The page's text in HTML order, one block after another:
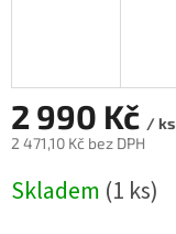
2 990 Kč / ks
2 471,10 Kč bez DPH
cena:
Skladem (1 ks)